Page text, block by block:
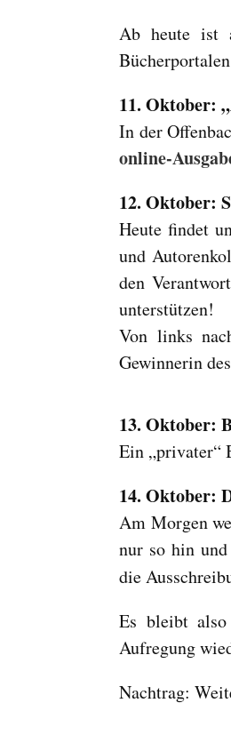
Ab heute ist
11. Oktober:
In der
online-
12. Oktober:
Heute findet
und
den
unterstützen!
Von links
Gewinnerin
13. Oktober:
Ein „privater“
14. Oktober:
Am Morgen
nur so hin
die
Es bleibt
Aufregung
Nachtrag: